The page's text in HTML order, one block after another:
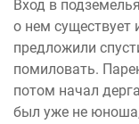
Вход в
о нем существует
предложили
помиловать.
потом начал
был уже не юноша,